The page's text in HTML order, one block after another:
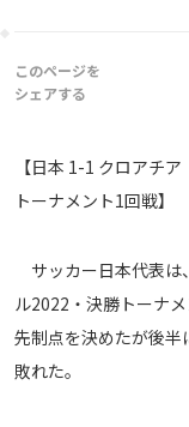
視聴方法
ABEMAの視聴について
【日本 1-1 クロアチ
トーナメント1回戦】
サッカー日本代表は
ル2022・決勝トーナ
先制点を決めたが後半
敗れた。